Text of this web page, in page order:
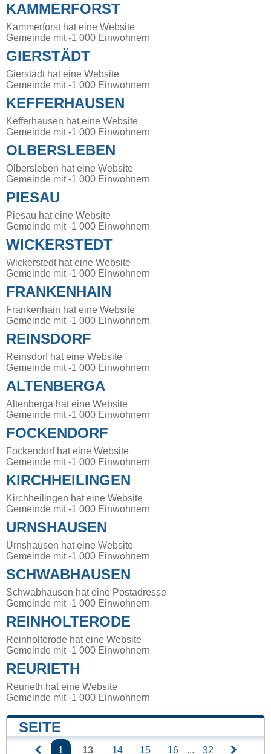
KAMMERFORST
Kammerforst hat eine Website
Gemeinde mit -1 000 Einwohnern
GIERSTÄDT
Gierstädt hat eine Website
Gemeinde mit -1 000 Einwohnern
KEFFERHAUSEN
Kefferhausen hat eine Website
Gemeinde mit -1 000 Einwohnern
OLBERSLEBEN
Olbersleben hat eine Website
Gemeinde mit -1 000 Einwohnern
PIESAU
Piesau hat eine Website
Gemeinde mit -1 000 Einwohnern
WICKERSTEDT
Wickerstedt hat eine Website
Gemeinde mit -1 000 Einwohnern
FRANKENHAIN
Frankenhain hat eine Website
Gemeinde mit -1 000 Einwohnern
REINSDORF
Reinsdorf hat eine Website
Gemeinde mit -1 000 Einwohnern
ALTENBERGA
Altenberga hat eine Website
Gemeinde mit -1 000 Einwohnern
FOCKENDORF
Fockendorf hat eine Website
Gemeinde mit -1 000 Einwohnern
KIRCHHEILINGEN
Kirchheilingen hat eine Website
Gemeinde mit -1 000 Einwohnern
URNSHAUSEN
Urnshausen hat eine Website
Gemeinde mit -1 000 Einwohnern
SCHWABHAUSEN
Schwabhausen hat eine Postadresse
Gemeinde mit -1 000 Einwohnern
REINHOLTERODE
Reinholterode hat eine Website
Gemeinde mit -1 000 Einwohnern
REURIETH
Reurieth hat eine Website
Gemeinde mit -1 000 Einwohnern
SEITE
1 13 14 15 16 ... 32